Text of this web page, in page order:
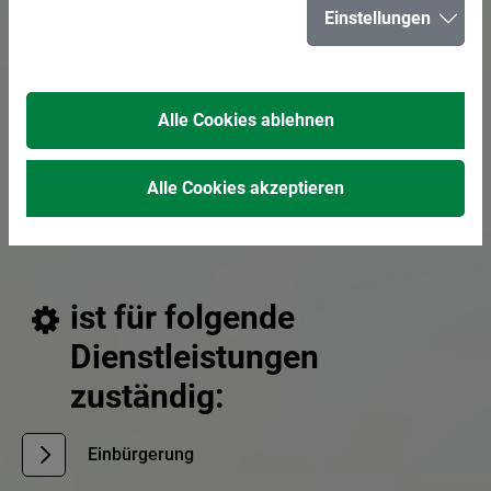
02366 303-957
Beratung und Sachbearbeitung für Einbürgerung
zuständig für BuchstabenA - F
ist für folgende
Dienstleistungen
zuständig:
Einbürgerung
Einstellungen
Alle Cookies ablehnen
Alle Cookies akzeptieren